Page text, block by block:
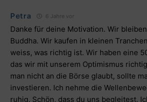
Petra 6 Jahre vor
Danke für deine Motivation. Wir
Buddha. Wir kaufen in kleinen
weiss, was richtig ist. Wir haben eine
das wir mit unserem Optimismus
man nicht an die Börse glaubt, sollte
investieren. Ich nehme die
ruhig. Schön, dass du uns begleitest.